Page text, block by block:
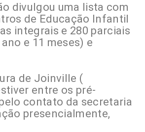
divulgou uma lista com
de Educação Infantil
integrais e 280 parciais
e 11 meses) e
de Joinville (
entre os pré-
contato da secretaria
presencialmente,